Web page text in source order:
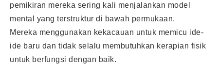
pemikiran mereka sering kali menjalankan model
mental yang terstruktur di bawah permukaan.
Mereka menggunakan kekacauan untuk memicu ide-
ide baru dan tidak selalu membutuhkan kerapian fisik
untuk berfungsi dengan baik.